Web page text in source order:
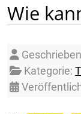
Wie
Details
Kategorie: